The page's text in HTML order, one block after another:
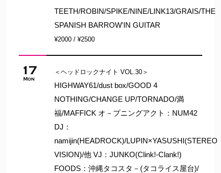
TEETH/ROBIN/SPIKE/NINE/LINK13/GRAIS/THE
SPANISH BARROW'IN GUITAR
¥2000 / ¥2500
17
Mon
＜ヘッドロックナイト VOL.30＞
HIGHWAY61/dust box/GOOD 4
NOTHING/CHANGE UP/TORNADO/満
福/MAFFICK オ－プニングアクト：NUM42
DJ：
namijin(HEADROCK)/LUPIN×YASUSHI(STEREO
VISION)/他 VJ：JUNKO(Clink!-Clank!)
FOODS：沖縄タコスタ－(タコライス屋台)/